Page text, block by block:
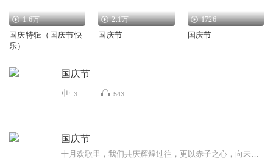
1.6万
国庆特辑（国庆节快
乐）
2.1万
国庆节
1726
国庆节
国庆节
3 543
国庆节